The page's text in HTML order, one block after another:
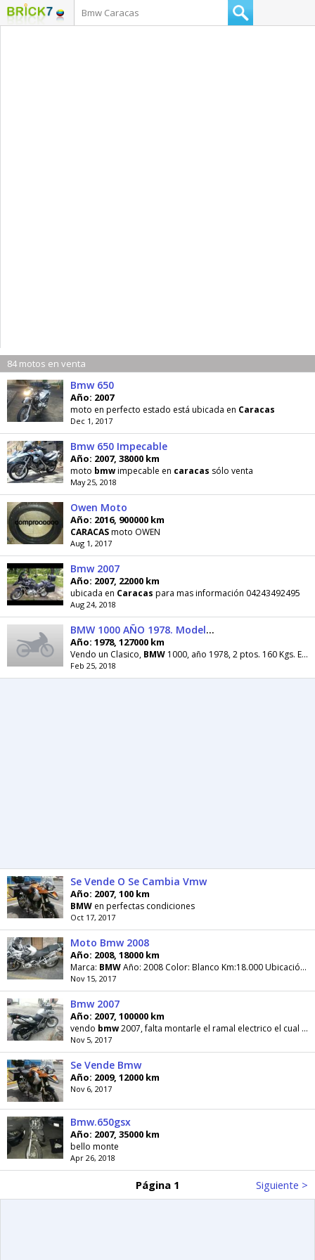
84 motos en venta
Bmw 650
Año: 2007
moto en perfecto estado está ubicada en Caracas
Dec 1, 2017
Bmw 650 Impecable
Año: 2007, 38000 km
moto bmwimpecable en caracas sólo venta
May 25, 2018
Owen Moto
Año: 2016, 900000 km
CARACASmoto OWEN
Aug 1, 2017
Bmw 2007
Año: 2007, 22000 km
ubicada en Caracas para mas información 04243492495
Aug 24, 2018
BMW 1000 AÑO 1978. Modelo R100s. Color ROJO
Año: 1978, 127000 km
Vendo un Clasico, BMW 1000, año 1978, 2 ptos. 160 Kgs. En excelentes condiciones, tal como se ve
Feb 25, 2018
Se Vende O Se Cambia Vmw
Año: 2007, 100 km
BMW en perfectas condiciones
Oct 17, 2017
Moto Bmw 2008
Año: 2008, 18000 km
Marca: BMWAño: 2008 Color: Blanco Km:18.000 Ubicación:
Nov 15, 2017
Bmw 2007
Año: 2007, 100000 km
vendo bmw2007, falta montarle el ramal electrico el cual entrego para q se lo monten, hay q
Nov 5, 2017
Se Vende Bmw
Año: 2009, 12000 km
Nov 6, 2017
Bmw.650gsx
Año: 2007, 35000 km
bello monte
Apr 26, 2018
Página 1 Siguiente >